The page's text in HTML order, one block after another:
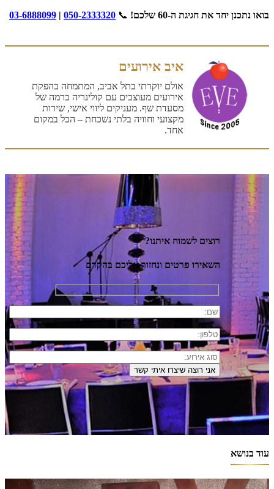
בואו נתכנן יחד את חגיגת ה-60 שלכם!
📞
050-2333320
|
03-6888099
איב אירועים
אולם יוקרתי בתל אביב, המתמחה בהפקת
אירועים מעוצבים עם קולינריה ברמה של
מסעדת שף. מעניקים ליווי אישי, שירות
מקצועי וחוויה בלתי נשכחת – הכל במקום
אחד.
רוצים לשמוח איתנו?
השאירו פרטים ונחזור אליכם בהקדם
עוד בנושא